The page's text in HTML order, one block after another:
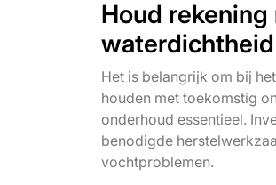
Houd
Het is belangrijk om bij
houden met toekomstig
onderhoud essentieel.
benodigde
vochtproblemen.